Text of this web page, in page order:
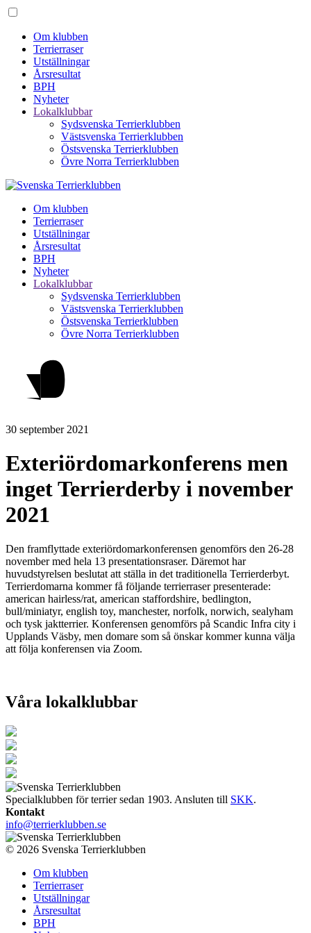
Om klubben
Terrierraser
Utställningar
Årsresultat
BPH
Nyheter
Lokalklubbar
Sydsvenska Terrierklubben
Västsvenska Terrierklubben
Östsvenska Terrierklubben
Övre Norra Terrierklubben
Om klubben
Terrierraser
Utställningar
Årsresultat
BPH
Nyheter
Lokalklubbar
Sydsvenska Terrierklubben
Västsvenska Terrierklubben
Östsvenska Terrierklubben
Övre Norra Terrierklubben
30 september 2021
Exteriördomarkonferens men
inget Terrierderby i november
2021
Den framflyttade exteriördomarkonferensen genomförs den 26-28
november med hela 13 presentationsraser. Däremot har
huvudstyrelsen beslutat att ställa in det traditionella Terrierderbyt.
Terrierdomarna kommer få följande terrierraser presenterade:
american hairless/rat, american staffordshire, bedlington,
bull/miniatyr, english toy, manchester, norfolk, norwich, sealyham
och tysk jaktterrier. Konferensen genomförs på Scandic Infra city i
Upplands Väsby, men domare som så önskar kommer kunna välja
att följa konferensen via Zoom.
Våra lokalklubbar
Specialklubben för terrier sedan 1903. Ansluten till SKK.
Kontakt
info@terrierklubben.se
© 2026 Svenska Terrierklubben
Om klubben
Terrierraser
Utställningar
Årsresultat
BPH